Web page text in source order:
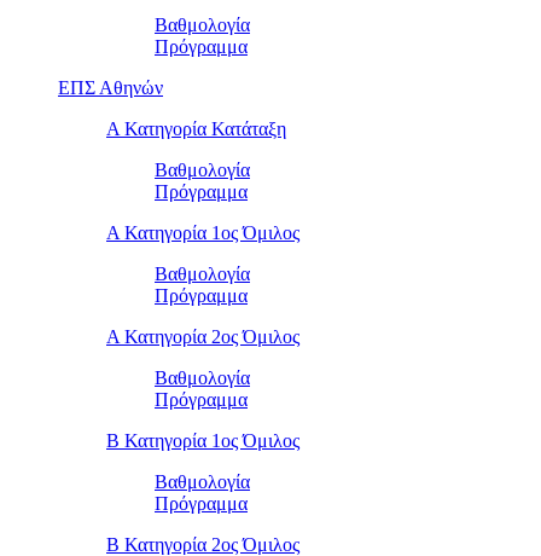
Βαθμολογία
Πρόγραμμα
ΕΠΣ Αθηνών
Α Κατηγορία Κατάταξη
Βαθμολογία
Πρόγραμμα
Α Κατηγορία 1ος Όμιλος
Βαθμολογία
Πρόγραμμα
Α Κατηγορία 2ος Όμιλος
Βαθμολογία
Πρόγραμμα
Β Κατηγορία 1ος Όμιλος
Βαθμολογία
Πρόγραμμα
Β Κατηγορία 2ος Όμιλος